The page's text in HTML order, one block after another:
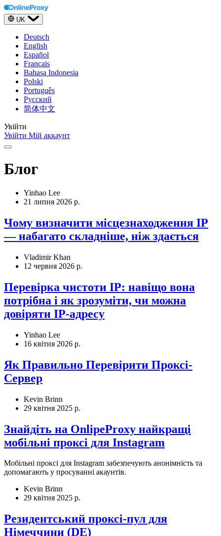
UK
Deutsch
English
Español
Français
Bahasa Indonesia
Polski
Português
Русский
简体中文
Увійти
Увійти Мій аккаунт
Блог
Yinhao Lee
21 липня 2026 р.
Чому визначити місцезнаходження IP
— набагато складніше, ніж здається
Vladimir Khan
12 червня 2026 р.
Перевірка чистоти IP: навіщо вона
потрібна і як зрозуміти, чи можна
довіряти IP-адресу
Yinhao Lee
16 квітня 2026 р.
Як Правильно Перевірити Проксі-
Сервер
Kevin Brinn
29 квітня 2025 р.
Знайдіть на OnlipeProxy найкращі
мобільні проксі для Instagram
Мобільні проксі для Instagram забезпечують анонімність та
допомагають у просуванні акаунтів.
Kevin Brinn
29 квітня 2025 р.
Резидентський проксі-пул для
Німеччини (DE)